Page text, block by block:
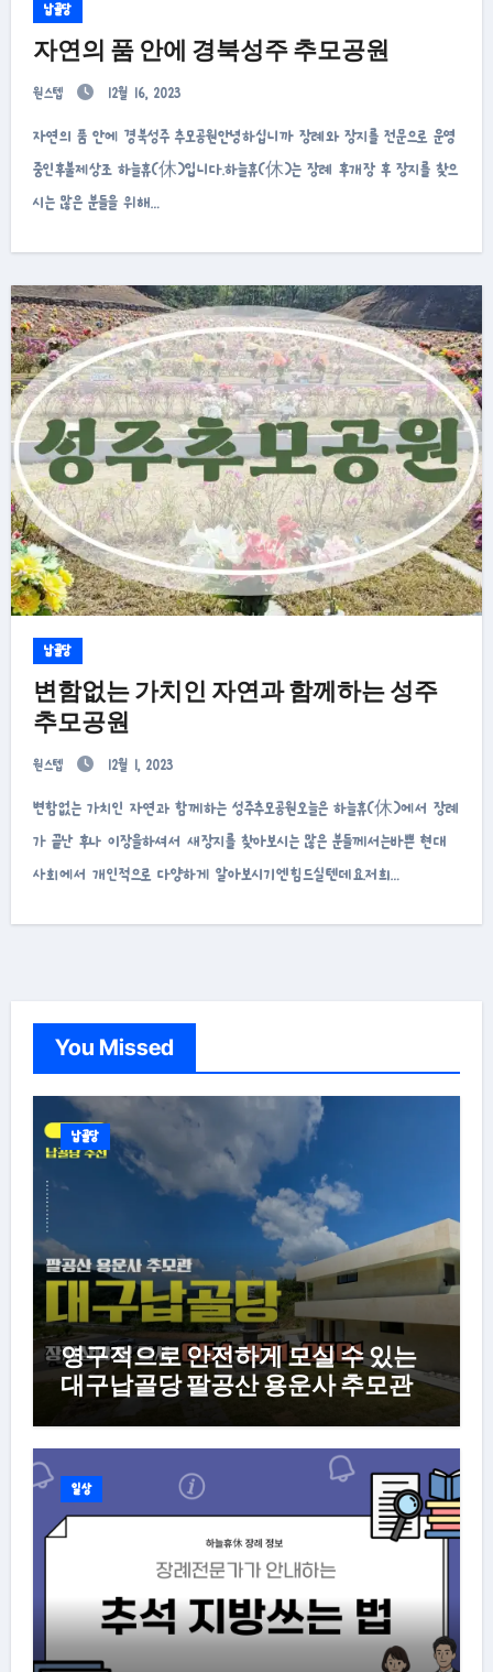
납골당
자연의 품 안에 경북성주 추모공원
원스텝 12월 16, 2023
자연의 품 안에 경북성주 추모공원안녕하십니까 장례와 장지를 전문으로 운영
중인후불제상조 하늘휴(休)입니다.하늘휴(休)는 장례 후개장 후 장지를 찾으
시는 많은 분들을 위해…
납골당
변함없는 가치인 자연과 함께하는 성주
추모공원
원스텝 12월 1, 2023
변함없는 가치인 자연과 함께하는 성주추모공원오늘은 하늘휴(休)에서 장례
가 끝난 후나 이장을하셔서 새장지를 찾아보시는 많은 분들께서는바쁜 현대
사회에서 개인적으로 다양하게 알아보시기엔힘드실텐데요.저희…
You Missed
납골당
영구적으로 안전하게 모실 수 있는
대구납골당 팔공산 용운사 추모관
일상